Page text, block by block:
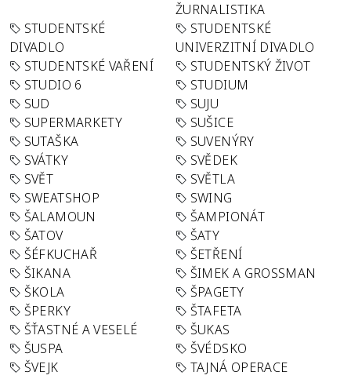
ŽURNALISTIKA
STUDENTSKÉ
DIVADLO
STUDENTSKÉ
UNIVERZITNÍ DIVADLO
STUDENTSKÉ VAŘENÍ
STUDENTSKÝ ŽIVOT
STUDIO 6
STUDIUM
SUD
SUJU
SUPERMARKETY
SUŠICE
SUTAŠKA
SUVENÝRY
SVÁTKY
SVĚDEK
SVĚT
SVĚTLA
SWEATSHOP
SWING
ŠALAMOUN
ŠAMPIONÁT
ŠATOV
ŠATY
ŠÉFKUCHAŘ
ŠETŘENÍ
ŠIKANA
ŠIMEK A GROSSMAN
ŠKOLA
ŠPAGETY
ŠPERKY
ŠTAFETA
ŠŤASTNÉ A VESELÉ
ŠUKAS
ŠUSPA
ŠVÉDSKO
ŠVEJK
TAJNÁ OPERACE